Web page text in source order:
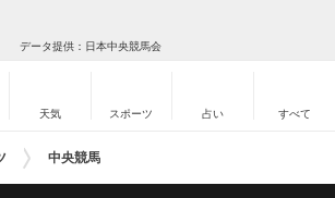
データ提供：日本中央競馬会
天気 スポーツ 占い すべて
中央競馬